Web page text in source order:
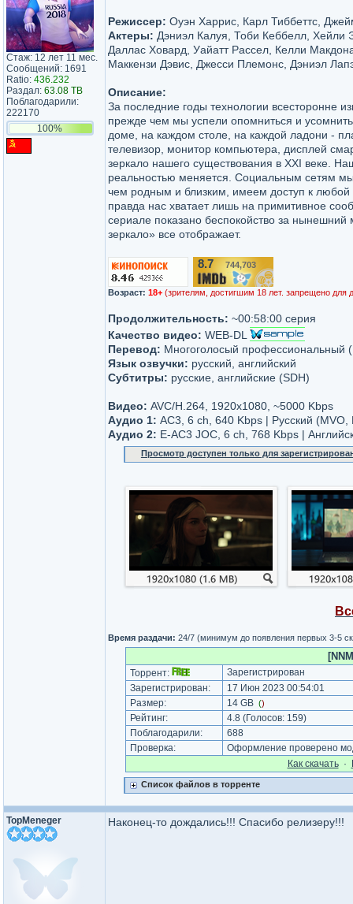
Стаж: 12 лет 11 мес.
Сообщений: 1691
Ratio: 436.232
Раздал: 63.08 TB
Поблагодарили:
222170
100%
Режиссер: Оуэн Харрис, Карл Тиббеттс,
Актеры: Дэниэл Калуя, Тоби Кеббелл, Хейли
Даллас Ховард, Уайатт Рассел, Келли
Маккензи Дэвис, Джесси Племонс, Дэниэл
Описание:
За последние годы технологии всесторонне
прежде чем мы успели опомниться и
доме, на каждом столе, на каждой ладони -
телевизор, монитор компьютера, дисплей
зеркало нашего существования в XXI веке.
реальностью меняется. Социальным сетям
чем родным и близким, имеем доступ к
правда нас хватает лишь на примитивное
сериале показано беспокойство за
зеркало» все отображает.
8.7 744,703
Возраст: 18+ (зрителям, достигшим 18 лет. запрещено для
Продолжительность: ~00:58:00 серия
Качество видео: WEB-DL
Перевод: Многоголосый профессиональный
Язык озвучки: русский, английский
Субтитры: русские, английские (SDH)
Видео: AVC/H.264, 1920x1080, ~5000 Kbps
Аудио 1: AC3, 6 ch, 640 Kbps | Русский
Аудио 2: E-AC3 JOC, 6 ch, 768 Kbps |
Просмотр доступен только для
Время раздачи: 24/7 (минимум до появления первых 3-5
Торрент:
Зарегистрирован
Зарегистрирован:
17 Июн 2023 00:54:01
Размер:
14 GB ()
Рейтинг: 4.8 (Голосов: 159)
Поблагодарили:
688
Проверка:
Оформление проверено
Как cкачать·
Список файлов в торренте
TopMeneger Наконец-то дождались!!! Спасибо релизеру!!!